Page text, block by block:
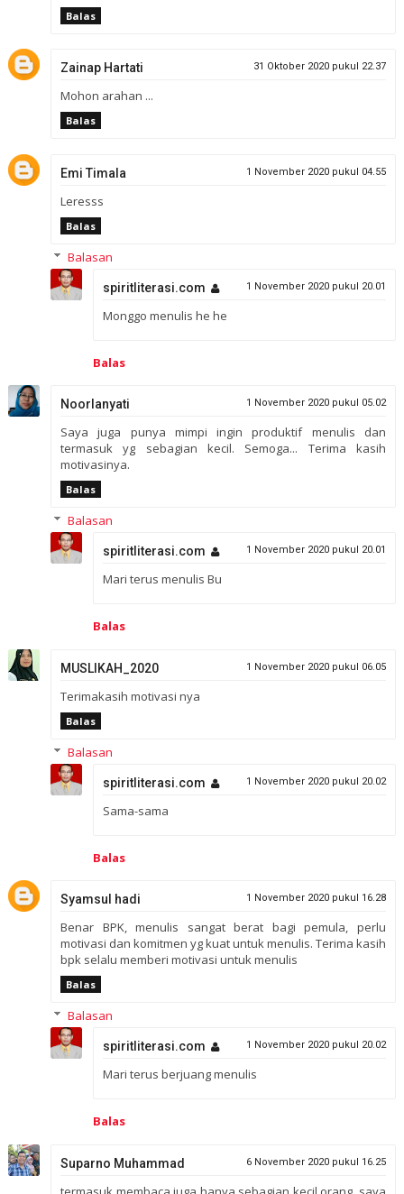
Balas
Zainap Hartati 31 Oktober 2020 pukul 22.37
Mohon arahan ...
Balas
Emi Timala 1 November 2020 pukul 04.55
Leresss
Balas
Balasan
spiritliterasi.com 1 November 2020 pukul 20.01
Monggo menulis he he
Balas
Noorlanyati 1 November 2020 pukul 05.02
Saya juga punya mimpi ingin produktif menulis dan
termasuk yg sebagian kecil. Semoga... Terima kasih
motivasinya.
Balas
Balasan
spiritliterasi.com 1 November 2020 pukul 20.01
Mari terus menulis Bu
Balas
MUSLIKAH_2020 1 November 2020 pukul 06.05
Terimakasih motivasi nya
Balas
Balasan
spiritliterasi.com 1 November 2020 pukul 20.02
Sama-sama
Balas
Syamsul hadi 1 November 2020 pukul 16.28
Benar BPK, menulis sangat berat bagi pemula, perlu
motivasi dan komitmen yg kuat untuk menulis. Terima kasih
bpk selalu memberi motivasi untuk menulis
Balas
Balasan
spiritliterasi.com 1 November 2020 pukul 20.02
Mari terus berjuang menulis
Balas
Suparno Muhammad 6 November 2020 pukul 16.25